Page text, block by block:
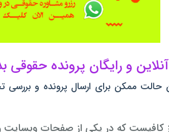
ممکن برای ارسال پرونده و